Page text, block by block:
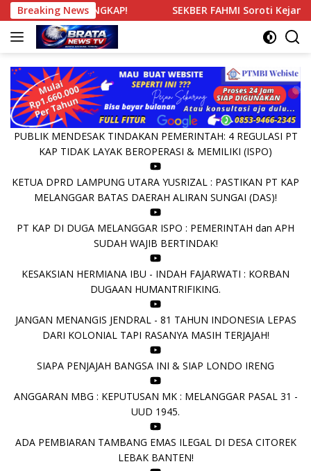
Langsung
ke
konten
Breaking News
TERUNGKAP! SEKBER FAHMI Soroti Kejanggalan
PUBLIK MENDESAK TINDAKAN PEMERINTAH: 4 REGULASI PT
KAP TIDAK LAYAK BEROPERASI & MEMILIKI (ISPO)
KETUA DPRD LAMPUNG UTARA YUSRIZAL : PASTIKAN PT KAP
MELANGGAR BATAS DAERAH ALIRAN SUNGAI (DAS)!
PT KAP DI DUGA MELANGGAR ISPO : PEMERINTAH dan APH
SUDAH WAJIB BERTINDAK!
KESAKSIAN HERMIANA IBU - INDAH FAJARWATI : KORBAN
DUGAAN HUMANTRIFIKING.
JANGAN MENANGIS JENDRAL - 81 TAHUN INDONESIA LEPAS
DARI KOLONIAL TAPI RASANYA MASIH TERJAJAH!
SIAPA PENJAJAH BANGSA INI & SIAP LONDO IRENG
ANGGARAN MBG : KEPUTUSAN MK : MELANGGAR PASAL 31 -
UUD 1945.
ADA PEMBIARAN TAMBANG EMAS ILEGAL DI DESA CITOREK
LEBAK BANTEN!